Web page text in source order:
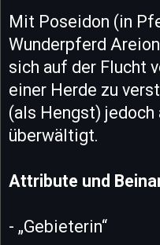
Mit Poseidon (in
Wunderpferd
sich auf der Flucht
einer Herde zu
(als Hengst)
überwältigt.
Attribute und
- „Gebieterin“